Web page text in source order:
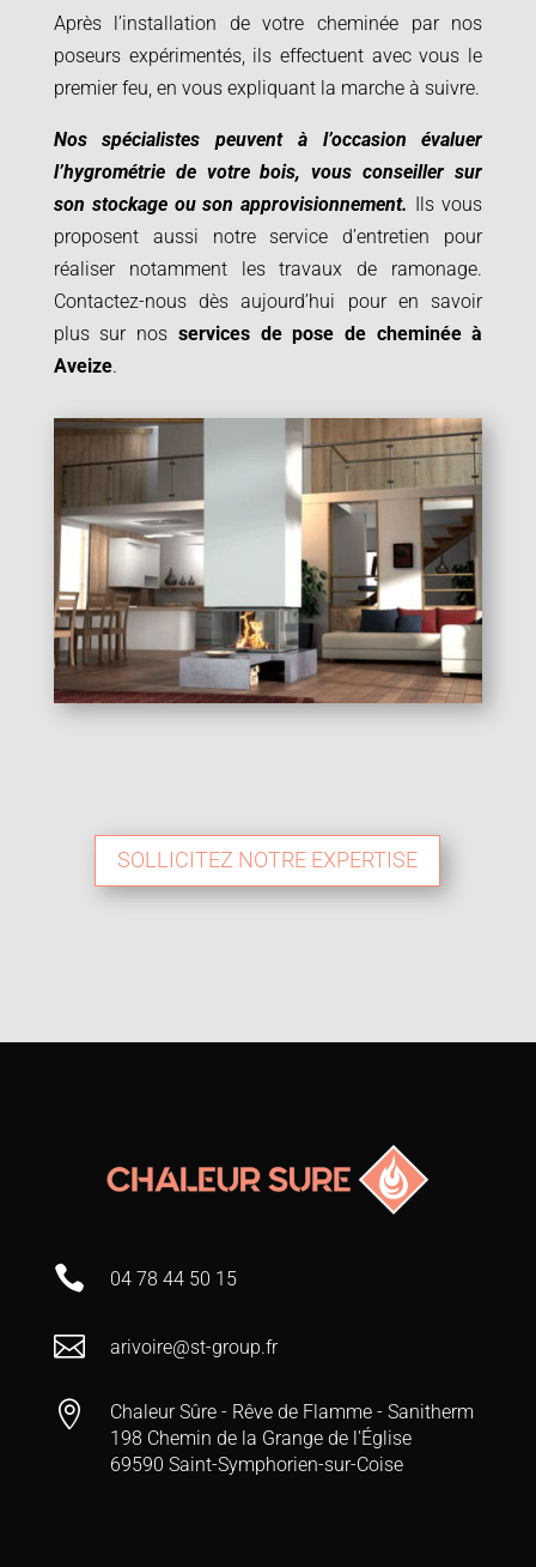
Après l’installation de votre cheminée par nos
poseurs expérimentés, ils effectuent avec vous le
premier feu, en vous expliquant la marche à suivre.
Nos spécialistes peuvent à l’occasion évaluer
l’hygrométrie de votre bois, vous conseiller sur
son stockage ou son approvisionnement. Ils vous
proposent aussi notre service d’entretien pour
réaliser notamment les travaux de ramonage.
Contactez-nous dès aujourd’hui pour en savoir
plus sur nos services de pose de cheminée à
Aveize.
SOLLICITEZ NOTRE EXPERTISE
 04 78 44 50 15
 arivoire@st-group.fr

Chaleur Sûre - Rêve de Flamme - Sanitherm
198 Chemin de la Grange de l'Église
69590 Saint-Symphorien-sur-Coise